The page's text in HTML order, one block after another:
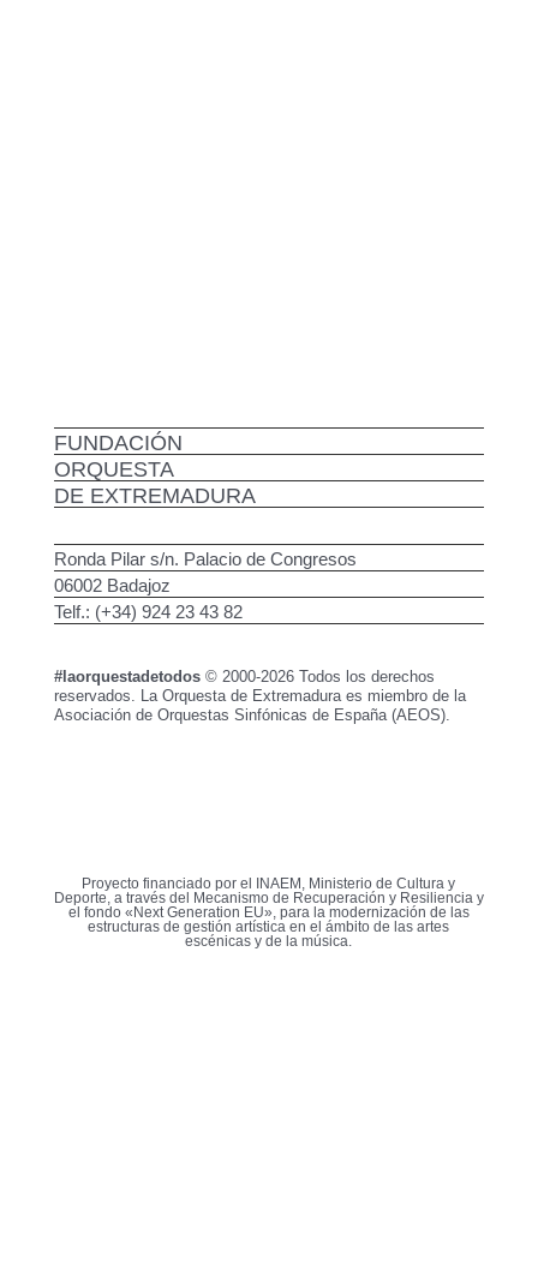
FUNDACIÓN
ORQUESTA
DE EXTREMADURA
Ronda Pilar s/n. Palacio de Congresos
06002 Badajoz
Telf.: (+34) 924 23 43 82
#laorquestadetodos© 2000-2026 Todos los derechos
reservados. La Orquesta de Extremadura es miembro de la
Asociación de Orquestas Sinfónicas de España (AEOS).
Proyecto financiado por el INAEM, Ministerio de Cultura y
Deporte, a través del Mecanismo de Recuperación y Resiliencia y
el fondo «Next Generation EU», para la modernización de las
estructuras de gestión artística en el ámbito de las artes
escénicas y de la música.